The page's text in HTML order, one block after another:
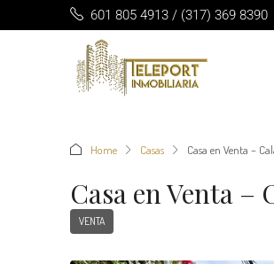
601 805 4913 / (317) 369 8390
Home Casas Casa en Venta –
Casa en Venta –
VENTA